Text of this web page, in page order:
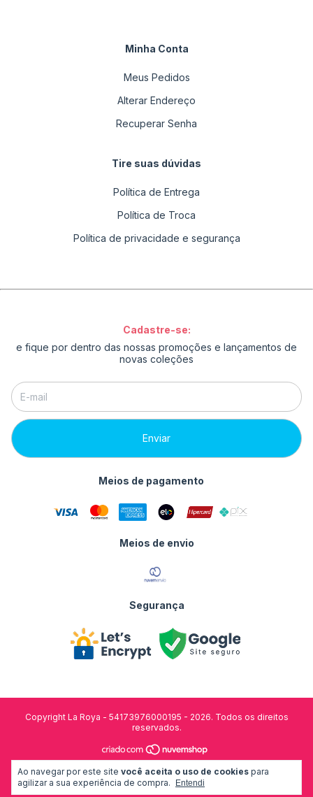
Ao navegar por este site você aceita o uso de cookies para
agilizar a sua experiência de compra.
Entendi
Minha Conta
Meus Pedidos
Alterar Endereço
Recuperar Senha
Tire suas dúvidas
Política de Entrega
Política de Troca
Política de privacidade e segurança
Cadastre-se:
e fique por dentro das nossas promoções e lançamentos de
novas coleções
Meios de pagamento
Meios de envio
Segurança
Copyright La Roya - 54173976000195 - 2026. Todos os direitos
reservados.
desenvolvido por: